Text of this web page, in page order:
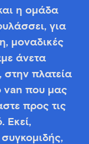
η ομάδα
για
μοναδικές
άνετα
πλατεία
van που μας
προς τις
Εκεί,